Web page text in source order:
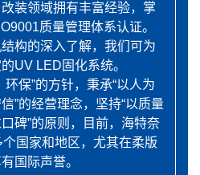
装领域拥有丰富经验，掌
质量管理体系认证。
构的深入了解，我们可为
UV LED固化系统。
保”的方针，秉承“以人为
”的经营理念，坚持“以质量
碑”的原则，目前，海特奈
国家和地区，尤其在柔版
国际声誉。